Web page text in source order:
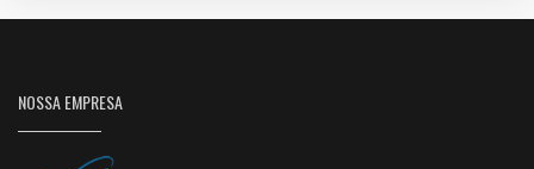
NOSSA EMPRESA